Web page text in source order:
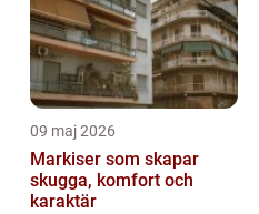
09 maj 2026
Markiser som skapar
skugga, komfort och
karaktär